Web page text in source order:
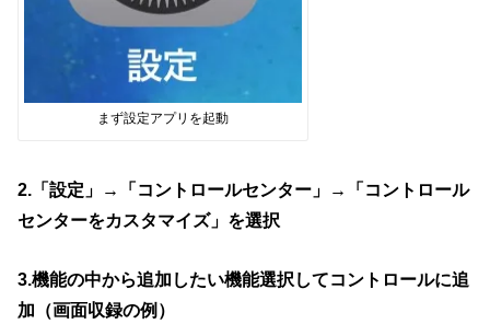
まず設定アプリを起動
2.「設定」→「コントロールセンター」→「コントロール
センターをカスタマイズ」を選択
3.機能の中から追加したい機能選択してコントロールに追
加（画面収録の例）